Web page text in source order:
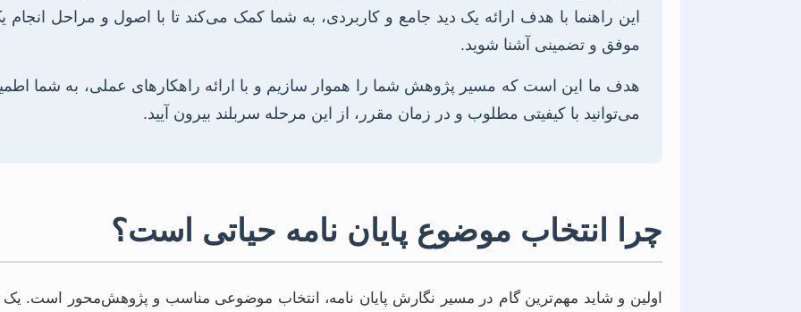
این راهنما با هدف ارائه یک دید جامع و کاربردی، به شما کمک می‌کند تا با اصول و مراحل انجام
موفق و تضمینی آشنا شوید.
هدف ما این است که مسیر پژوهش شما را هموار سازیم و با ارائه راهکارهای عملی، به شما
می‌توانید با کیفیتی مطلوب و در زمان مقرر، از این مرحله سربلند بیرون آیید.
چرا انتخاب موضوع پایان نامه حیاتی است؟
اولین و شاید مهم‌ترین گام در مسیر نگارش پایان نامه، انتخاب موضوعی مناسب و پژوهش‌محور است.